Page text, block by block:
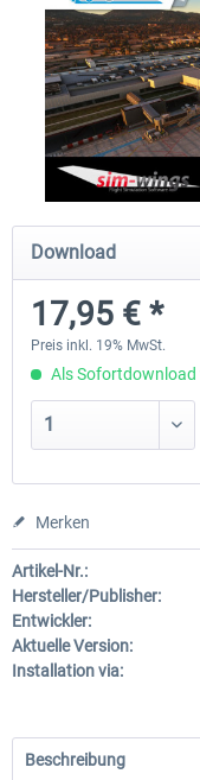
Aerosoft Mega Airport
24,95 € *
Download
17,95 € *
Preis inkl. 19% MwSt.
Als
Merken
Artikel-Nr.:
Hersteller/Publisher:
Entwickler:
Aktuelle Version:
Installation via:
Beschreibung